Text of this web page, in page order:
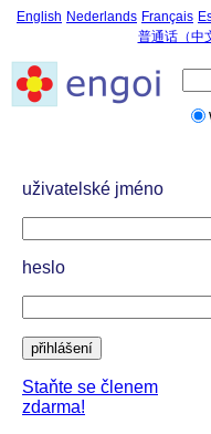
English Nederlands Français
普通话（中
uživatelské jméno
heslo
přihlášení
Staňte se členem
zdarma!